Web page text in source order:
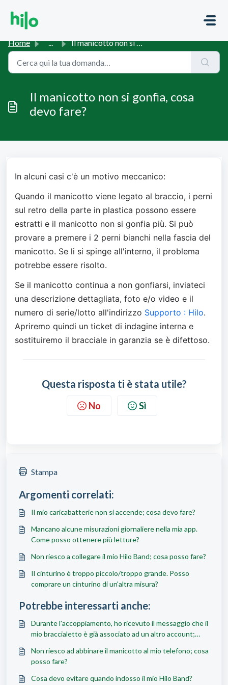
Home ... Il manicotto non si gonfia, cosa devo fare?
Il manicotto non si gonfia, cosa
devo fare?
In alcuni casi c'è un motivo meccanico:
Quando il manicotto viene legato al braccio, i perni
sul retro della parte in plastica possono essere
estratti e il manicotto non si gonfia più. Si può
provare a premere i 2 perni bianchi nella fascia del
manicotto. Se li si spinge all'interno, il problema
potrebbe essere risolto.
Se il manicotto continua a non gonfiarsi, inviateci
una descrizione dettagliata, foto e/o video e il
numero di serie/lotto all'indirizzo Supporto : Hilo.
Apriremo quindi un ticket di indagine interna e
sostituiremo il bracciale in garanzia se è difettoso.
Questa risposta ti è stata utile?
No Sì
Stampa
Argomenti correlati:
Il mio caricabatterie non si accende; cosa devo fare?
Mancano alcune misurazioni giornaliere nella mia app.
Come posso ottenere più letture?
Non riesco a collegare il mio Hilo Band; cosa posso fare?
Il cinturino è troppo piccolo/troppo grande. Posso
comprare un cinturino di un'altra misura?
Potrebbe interessarti anche:
Durante l'accoppiamento, ho ricevuto il messaggio che il
mio braccialetto è già associato ad un altro account;
Non riesco ad abbinare il manicotto al mio telefono; cosa
posso fare?
Cosa devo evitare quando indosso il mio Hilo Band?